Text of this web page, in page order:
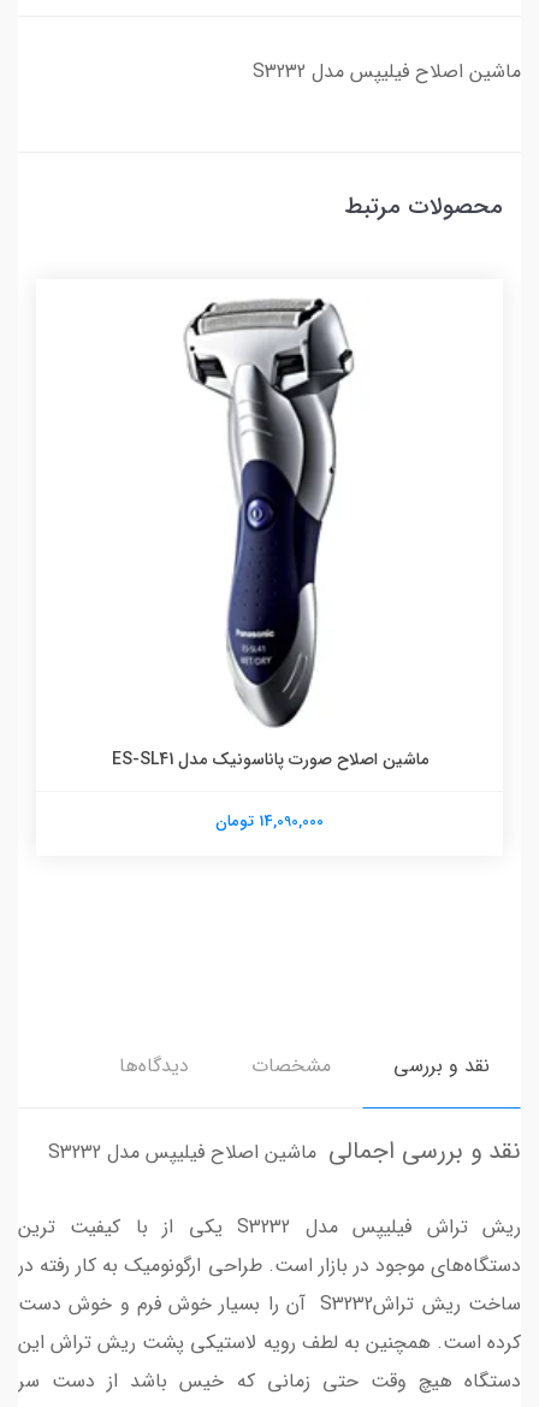
ماشین اصلاح فیلیپس مدل S3232
محصولات مرتبط
ماشین اصلاح صورت پاناسونیک مدل ES-SL41
14,090,000 تومان
نقد و بررسی مشخصات دیدگاه‌ها
نقد و بررسی اجمالی ماشین اصلاح فیلیپس مدل S3232
ریش تراش فیلیپس مدل S3232 یکی از با کیفیت ترین
دستگاه‌های موجود در بازار است. طراحی ارگونومیک به کار رفته در
ساخت ریش تراشS3232 آن را بسیار خوش فرم و خوش دست
کرده است. همچنین به لطف رویه لاستیکی پشت ریش تراش این
دستگاه هیچ وقت حتی زمانی که خیس باشد از دست سر